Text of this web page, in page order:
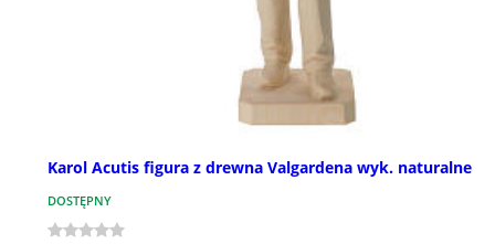
Karol Acutis figura z drewna Valgardena wyk. naturalne
DOSTĘPNY